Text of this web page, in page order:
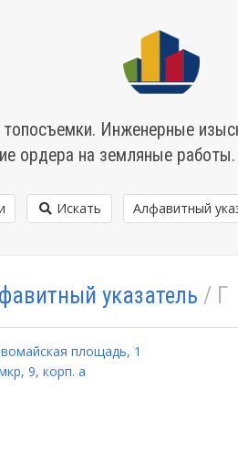
топосъемки. Инженерные
ордера на земляные
Искать Алфавитный
указатель / Г
площадь, 1
9, корп. а